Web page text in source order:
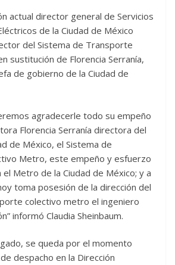
actual director general de Servicios
de la Ciudad de México
del Sistema de Transporte
sustitución de Florencia Serranía,
de gobierno de la Ciudad de
agradecerle todo su empeño
Florencia Serranía directora del
de México, el Sistema de
Metro, este empeño y esfuerzo
Metro de la Ciudad de México; y a
toma posesión de la dirección del
colectivo metro el ingeniero
informó Claudia Sheinbaum.
se queda por el momento
despacho en la Dirección